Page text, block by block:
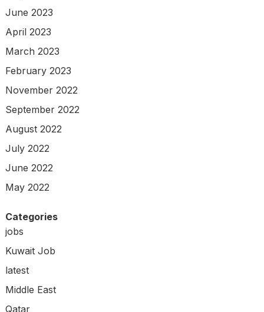
June 2023
April 2023
March 2023
February 2023
November 2022
September 2022
August 2022
July 2022
June 2022
May 2022
Categories
jobs
Kuwait Job
latest
Middle East
Qatar